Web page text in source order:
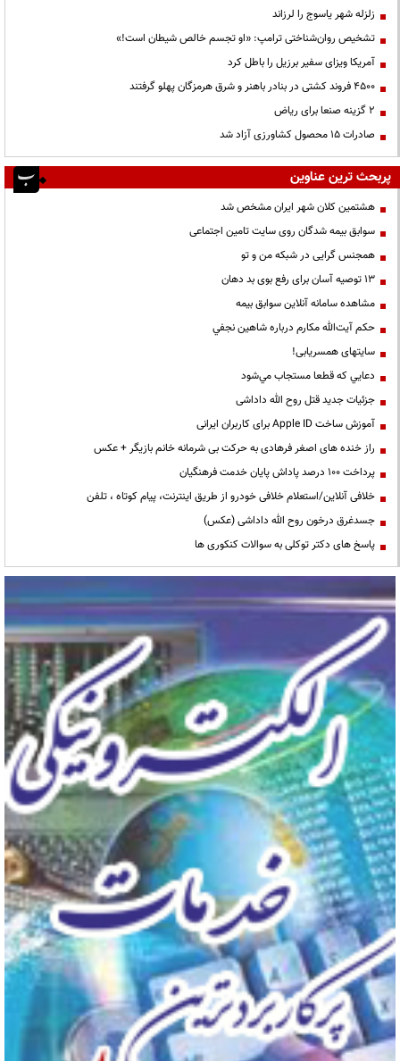
زلزله شهر یاسوج را لرزاند
تشخیص روان‌شناختی ترامپ: «او تجسم خالص شیطان است!»
آمریکا ویزای سفیر برزیل را باطل کرد
۴۵۰۰ فروند کشتی در بنادر باهنر و شرق هرمزگان پهلو گرفتند
۲ گزینه صنعا برای ریاض
صادرات ۱۵ محصول کشاورزی آزاد شد
پربحث ترین عناوین
هشتمین کلان شهر ایران مشخص شد
سوابق بیمه شدگان روی سایت تامین اجتماعی
همجنس گرایی در شبکه من و تو
13 توصیه آسان برای رفع بوی بد دهان
مشاهده سامانه آنلاين سوابق بیمه
حكم آيت‌الله مكارم درباره شاهين نجفي
سایتهای همسریابی!
دعايي كه قطعا مستجاب مي‌شود
جزئیات جدید قتل روح الله داداشی
آموزش ساخت Apple ID برای کاربران ایرانی
راز خنده های اصغر فرهادی به حرکت بی شرمانه خانم بازیگر + عکس
پرداخت ۱۰۰ درصد پاداش پایان خدمت فرهنگیان
خلافی آنلاین/استعلام خلافی خودرو از طریق اینترنت، پیام کوتاه ، تلفن
جسدغرق درخون روح الله داداشی (عکس)
پاسخ های دکتر توکلی به سوالات کنکوری ها